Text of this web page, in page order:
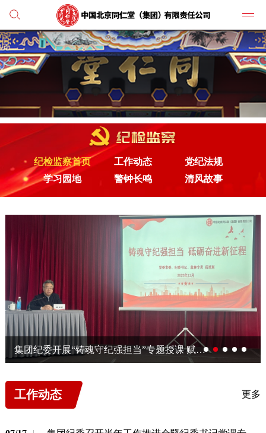
党建
主打
业务
品种
御药
纪检监察首页 工作动态
党纪法规
学习园地
警钟长鸣 清风故事
集团纪委开展“铸魂守纪强担当”专题授课 赋能中青年干部成长成才
工作动态 更多